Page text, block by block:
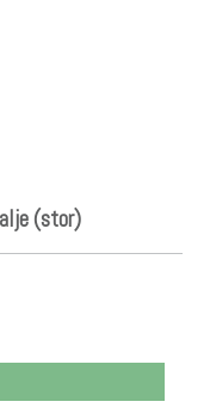
(stor)